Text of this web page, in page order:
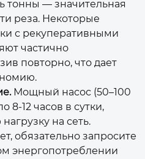
тонны — значительная
реза. Некоторые
с рекуперативными
частично
повторно, что дает
Мощный насос (50–100
8-12 часов в сутки,
на сеть.
обязательно запросите
энергопотреблении